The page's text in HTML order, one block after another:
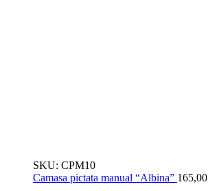
SKU: CPM10
Camasa pictata manual “Albina” 165,00